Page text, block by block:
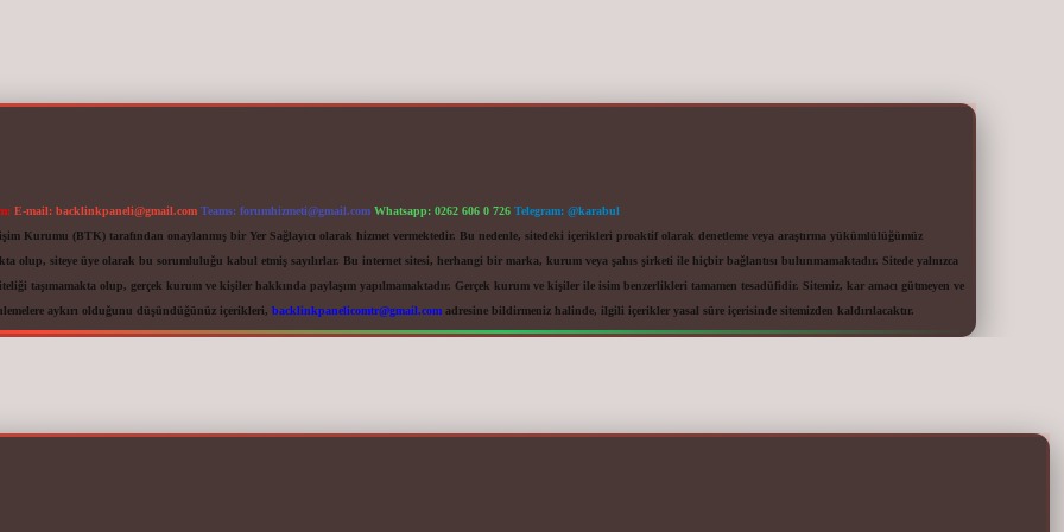
E-mail: backlinkpaneli@gmail.com Teams: forumhizmeti@gmail.com Whatsapp: 0262 606 0 726 Telegram: @karabul
Kurumu (BTK) tarafından onaylanmış bir Yer Sağlayıcı olarak hizmet vermektedir. Bu nedenle, sitedeki içerikleri proaktif olarak denetleme veya araştırma yükümlülüğümüz
olup, siteye üye olarak bu sorumluluğu kabul etmiş sayılırlar. Bu internet sitesi, herhangi bir marka, kurum veya şahıs şirketi ile hiçbir bağlantısı bulunmamaktadır. Sitede yalnızca
taşımamakta olup, gerçek kurum ve kişiler hakkında paylaşım yapılmamaktadır. Gerçek kurum ve kişiler ile isim benzerlikleri tamamen tesadüfidir. Sitemiz, kar amacı gütmeyen ve
aykırı olduğunu düşündüğünüz içerikleri, backlinkpanelicomtr@gmail.com adresine bildirmeniz halinde, ilgili içerikler yasal süre içerisinde sitemizden kaldırılacaktır.